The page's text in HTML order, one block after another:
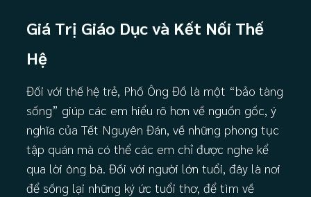
Giá Trị Giáo Dục và Kết Nối Thế
Hệ
Đối với thế hệ trẻ, Phố Ông Đồ là một “bảo tàng
sống” giúp các em hiểu rõ hơn về nguồn gốc, ý
nghĩa của Tết Nguyên Đán, về những phong tục
tập quán mà có thể các em chỉ được nghe kể
qua lời ông bà. Đối với người lớn tuổi, đây là nơi
để sống lại những ký ức tuổi thơ, để tìm về